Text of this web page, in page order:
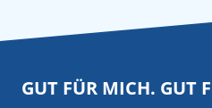
GUT FÜR MICH. GUT